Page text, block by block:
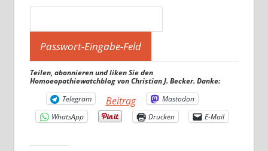
Teilen, abonnieren und liken Sie den
Homoeopathiewatchblog von Christian J. Becker. Danke:
Telegram
Beitrag
Mastodon
WhatsApp
Drucken E-Mail